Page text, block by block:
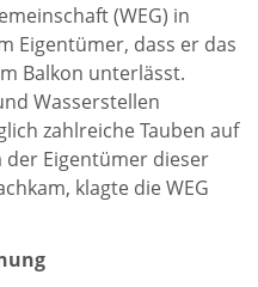
(WEG) in
Eigentümer, dass er das
Balkon unterlässt.
Wasserstellen
zahlreiche Tauben auf
der Eigentümer dieser
klagte die WEG